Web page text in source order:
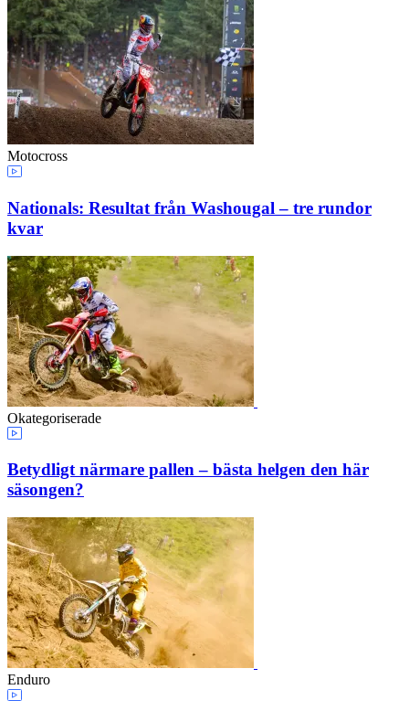
Motocross
Nationals: Resultat från Washougal – tre rundor
kvar
Okategoriserade
Betydligt närmare pallen – bästa helgen den här
säsongen?
Enduro